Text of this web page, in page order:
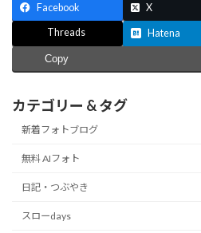
Facebook X
Threads Hatena
Copy
カテゴリー & タグ
新着フォトブログ
無料 AIフォト
日記・つぶやき
スローdays